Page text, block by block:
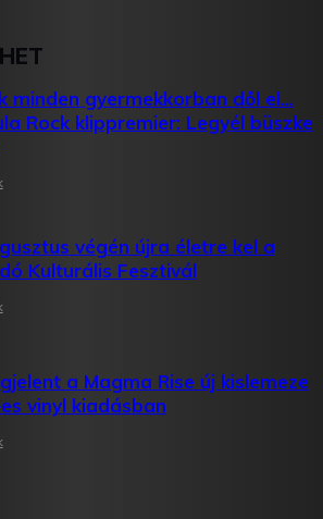
minden gyermekkorban dől el…
Rock klippremier: Legyél büszke
végén újra életre kel a
Kulturális Fesztivál
a Magma Rise új kislemeze
vinyl kiadásban